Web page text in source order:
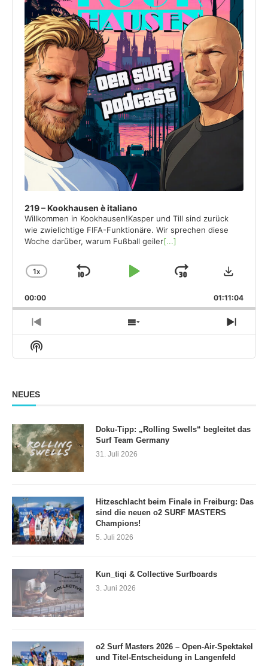
219 – Kookhausen è italiano
Willkommen in Kookhausen!Kasper und Till sind zurück
wie zwielichtige FIFA-Funktionäre. Wir sprechen diese
Woche darüber, warum Fußball geiler[...]
CHANGE
RATE
1X
SKIP
PLAY JUMP
FORWARD
00:00 01:11:04
PREVIOUS
EPISODE
SHOW
EPISODES
NEXT
Show
Podcast
NEUES
Doku-Tipp: „Rolling Swells“ begleitet das
Surf Team Germany
31. Juli 2026
Hitzeschlacht beim Finale in Freiburg: Das
sind die neuen o2 SURF MASTERS
Champions!
5. Juli 2026
Kun_tiqi & Collective Surfboards
3. Juni 2026
o2 Surf Masters 2026 – Open-Air-Spektakel
und Titel-Entscheidung in Langenfeld